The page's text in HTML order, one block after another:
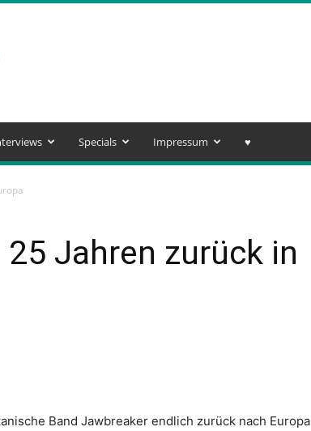
Specials Impressum ♥️
Jahren zurück in
Band Jawbreaker endlich zurück nach Europa